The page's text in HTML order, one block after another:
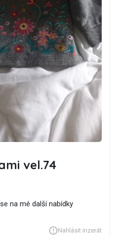
vel.74
na mé další nabídky
Nahlásit inzerát